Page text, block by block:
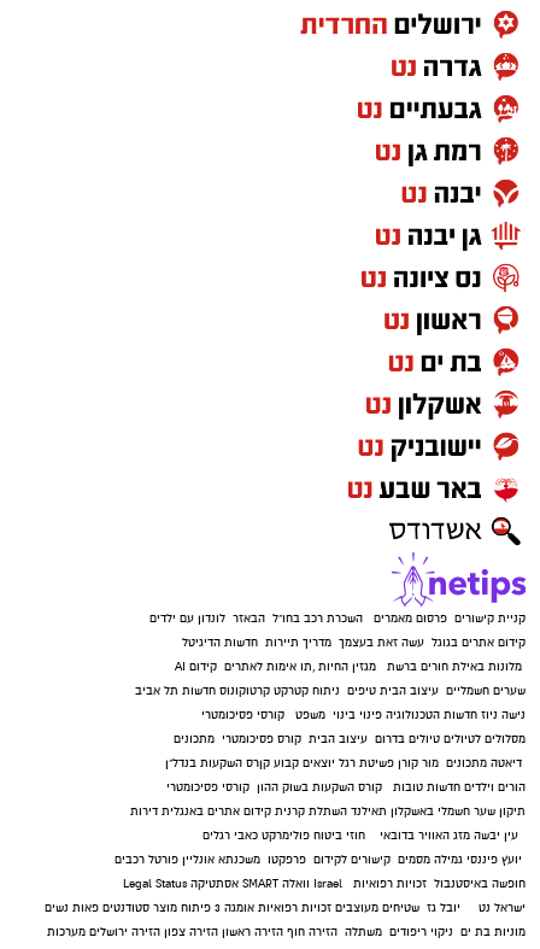
קניית קישורים פרסום מאמרים השכרת רכב בחו"ל הבאזר לונדון עם ילדים
קידום אתרים בגוגל עשה זאת בעצמך מדריך תיירות חדשות הדיגיטל
מלונות באילת חורים ברשת מגזין החיות ,תו אימות לאתרים קידום AI
שערים חשמליים עיצוב הבית טיפים ניתוח קטרקט קרטוקונוס חדשות תל אביב
נישה ניוז חדשות הטכנולוגיה פינוי בינוי משפט
קורסי פסיכומטרי
מסלולים לטיולים טיולים בדרום עיצוב הבית קורס פסיכומטרי מתכונים
דיאטה מתכונים מור קורן פשיטת רגל יוצאים קבוע קןרס השקעות בנדל"ן
הורים וילדים חדשות טובות קורס השקעות בשוק ההון קורסי פסיכומטרי
תיקון שער חשמלי באשקלון תאילנד השתלת קרנית קידום אתרים באנגלית דירות
עין יבשה מזג האוויר בדובאי חוזי ביטוח פולימרקט כאבי רגלים
יועץ פיננסי גמילה מסמים קישורים לקידום פרפקטו משכנתא אונליין פורטל רכבים
חופשה באיסטנבול זכויות רפואיות Israel וואלה SMART אסתטיקה Legal Status
ישראל נט
יובל גז שטיחים מעוצבים זכויות רפואיות אומגה 3 פיתוח מוצר סטודנטים פאות נשים
מוניות בת ים ניקוי ריפודים משתלה הזירה חוף הזירה ראשון הזירה צפון הזירה ירושלים מערכות